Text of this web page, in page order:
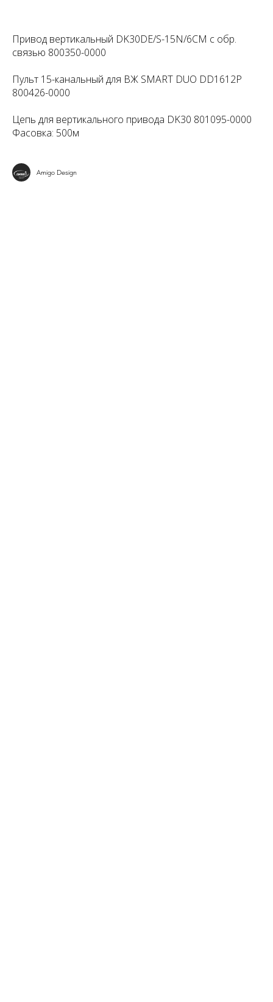
Привод вертикальный DK30DE/S-15N/6CM с обр.
связью 800350-0000
Пульт 15-канальный для ВЖ SMART DUO DD1612P
800426-0000
Цепь для вертикального привода DK30 801095-0000
Фасовка: 500м
Amigo Design